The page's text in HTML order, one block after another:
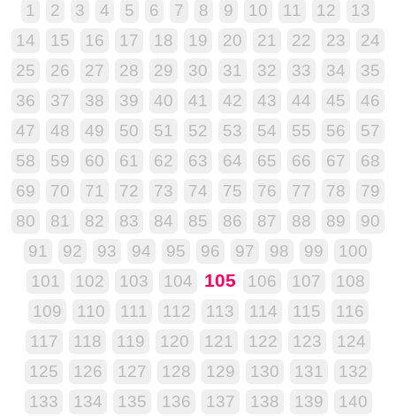
1 2 3 4 5 6 7 8 9 10 11 12
13
14
15 16 17 18 19 20 21 22 23
24
25
26 27 28 29 30 31 32 33 34
35
36
37 38 39 40 41 42 43 44 45
46
47
48 49 50 51 52 53 54 55 56
57
58
59 60 61 62 63 64 65 66 67
68
69
70 71 72 73 74 75 76 77 78
79
80
81 82 83 84 85 86 87 88 89
90
91
92 93 94 95 96 97 98 99
100
101
102 103 104 105 106 107
108
109
110 111 112 113 114 115
116
117
118 119 120 121 122 123
124
125
126 127 128 129 130 131
132
133
134 135 136 137 138 139
140